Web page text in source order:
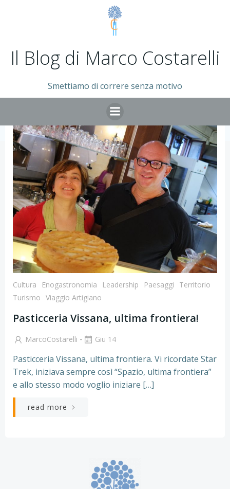
Vai
al
contenuto
Il Blog di Marco Costarelli
Smettiamo di correre senza motivo
Cultura Enogastronomia Leadership Paesaggi
Territorio
Turismo Viaggio Artigiano
Pasticceria Vissana, ultima frontiera!
MarcoCostarelli - Giu 14
Pasticceria Vissana, ultima frontiera. Vi ricordate Star
Trek, iniziava sempre così “Spazio, ultima frontiera”
e allo stesso modo voglio iniziare […]
read more